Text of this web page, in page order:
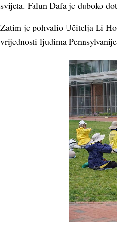
svijeta. Falun Dafa je duboko
Zatim je pohvalio Učitelja Li
vrijednosti ljudima